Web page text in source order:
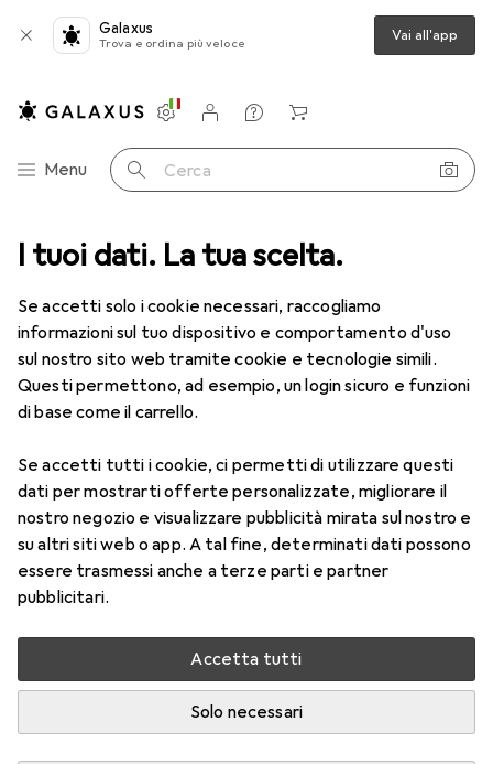
I tuoi dati. La tua scelta.
Se accetti solo i cookie necessari, raccogliamo
informazioni sul tuo dispositivo e comportamento d'uso
sul nostro sito web tramite cookie e tecnologie simili.
Questi permettono, ad esempio, un login sicuro e funzioni
di base come il carrello.
Se accetti tutti i cookie, ci permetti di utilizzare questi
dati per mostrarti offerte personalizzate, migliorare il
nostro negozio e visualizzare pubblicità mirata sul nostro e
su altri siti web o app. A tal fine, determinati dati possono
essere trasmessi anche a terze parti e partner
pubblicitari.
Accetta tutti
Solo necessari
Galaxus
Trova e ordina più veloce Vai all'app
Categoria Navigazione
Menu Cerca
Impostazioni
Conto cliente
Liste di confronto
Liste dei desideri
Carrello
Lenti a contatto Air Optix più HydraGlyde per l'astigmatismo
1 Immagine
Air Optix più HydraGlyde per
-7.5, Obiettivo mensile, 6 pz., Torico
Prezzo in EUR IVA incl.
EUR
55,82 EUR
9,31/1pz.
Consegna tra lun, 17/8 e mer, 19/8
Più di 10 pezzi in stock presso il fornitore